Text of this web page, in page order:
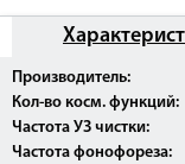
Производитель:
Кол-во косм. функций:
Частота УЗ чистки:
Частота фонофореза: